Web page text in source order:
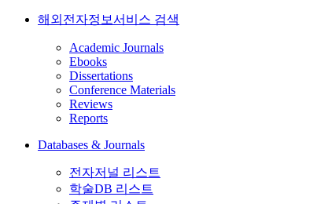
해외전자정보서비스 검색
Academic Journals
Ebooks
Dissertations
Conference Materials
Reviews
Reports
Databases & Journals
전자저널 리스트
학술DB 리스트